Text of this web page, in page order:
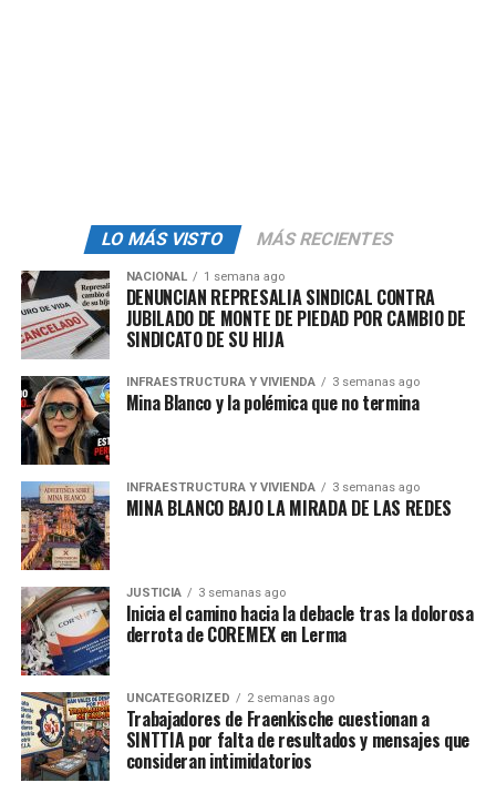
LO MÁS VISTO MÁS RECIENTES
NACIONAL 1 semana ago
DENUNCIAN REPRESALIA SINDICAL CONTRA
JUBILADO DE MONTE DE PIEDAD POR CAMBIO DE
SINDICATO DE SU HIJA
INFRAESTRUCTURA Y VIVIENDA 3 semanas ago
Mina Blanco y la polémica que no termina
INFRAESTRUCTURA Y VIVIENDA 3 semanas ago
MINA BLANCO BAJO LA MIRADA DE LAS REDES
JUSTICIA 3 semanas ago
Inicia el camino hacia la debacle tras la dolorosa
derrota de COREMEX en Lerma
UNCATEGORIZED 2 semanas ago
Trabajadores de Fraenkische cuestionan a
SINTTIA por falta de resultados y mensajes que
consideran intimidatorios